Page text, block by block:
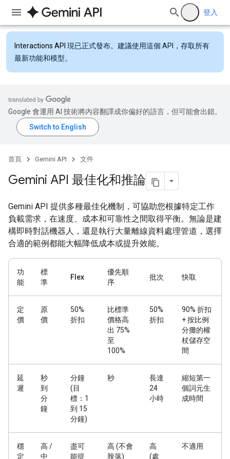
登入
Interactions API 現已正式發布。建議使用這個 API，存取所有
最新功能和模型。
Google 會運用 AI 技術將內容翻譯成你偏好的語言，但可能會出錯。
首頁 Gemini API 文件
Gemini API 最佳化和推論
Gemini API 提供多種最佳化機制，可協助您根據特定工作
負載需求，在速度、成本和可靠性之間取得平衡。無論是建
構即時對話機器人，還是執行大量離線資料處理管道，選擇
合適的範例都能大幅降低成本或提升效能。
功
能
標
準
Flex
優先順
序
批次 快取
定
價
原
價
50%
折扣
比標準
價格高
出 75%
至
100%
50%
折扣
90% 折扣
+ 按比例
分攤的權
杖儲存空
間
延
遲
秒
到
分
鐘
分鐘
(目
標：1
到 15
分鐘)
秒
長達
24
小時
縮短第一
個詞元生
成時間
穩
定
高 /
中
盡可
能提
高 (不會
脫落)
高
(處
不適用